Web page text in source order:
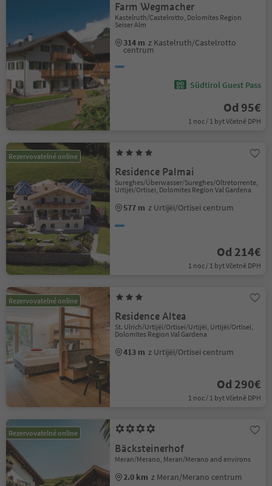
Farm Wegmacher
Kastelruth/Castelrotto, Dolomites Region
Seiser Alm
314 m z Kastelruth/Castelrotto
centrum
Südtirol Guest Pass
Od 95€
1 noc / 1 byt Včetně DPH
Rezervovatelné online
Residence Palmai
Sureghes/Überwasser/Sureghes/Oltretorrente,
Urtijëi/Ortisei, Dolomites Region Val Gardena
577 m z Urtijëi/Ortisei centrum
Od 214€
1 noc / 1 byt Včetně DPH
Rezervovatelné online
Residence Altea
St. Ulrich/Urtijëi/Ortisei/Urtijëi, Urtijëi/Ortisei,
Dolomites Region Val Gardena
413 m z Urtijëi/Ortisei centrum
Od 290€
1 noc / 1 byt Včetně DPH
Rezervovatelné online
Bäcksteinerhof
Meran/Merano, Meran/Merano and environs
2.0 km z Meran/Merano centrum